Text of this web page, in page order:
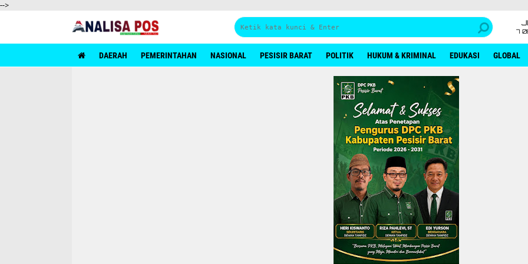
-->
menyajikan berita terkini dan membangun
7
DAERAH PEMERINTAHAN NASIONAL PESISIR BARAT POLITIK HUKUM & KRIMINAL EDUKASI GLOBAL